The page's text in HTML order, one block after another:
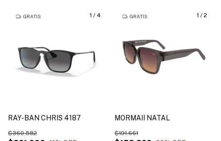
1 / 4
GRATIS
RAY-BAN CHRIS 4187
$360.582
1 / 2
GRATIS
MORMAII NATAL
$191.661